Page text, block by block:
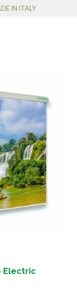
IN ITALY
Electric